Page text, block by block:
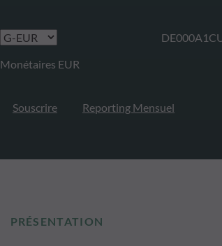
Monétaires EUR
Souscrire Reporting Mensuel
PRÉSENTATION